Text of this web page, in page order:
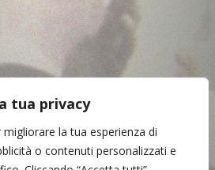
tua privacy
la tua esperienza di
o contenuti personalizzati e
trasparente
Privacy Policy
legali
Contatti